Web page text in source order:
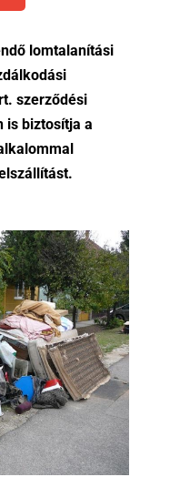
lomtalanítási
szerződési
is biztosítja a